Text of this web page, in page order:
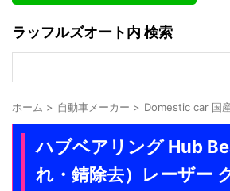
ラッフルズオート内 検索
ホーム > 自動車メーカー > Domestic car 国
ハブベアリング Hub
れ・錆除去）レーザー